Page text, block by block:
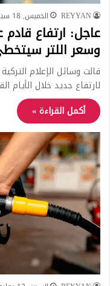
REYYAN الخميس, 18 سبتمبر, 2025
عاجل: ارتفاع قادم
وسعر اللتر سيتخطى 56
قالت وسائل الإعلام
لارتفاع جديد خلال الأيام
أكمل القراءة »